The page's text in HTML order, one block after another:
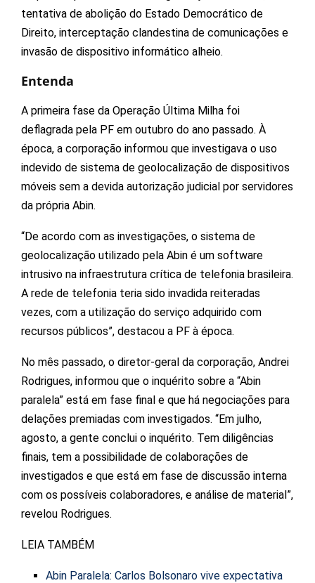
tentativa de abolição do Estado Democrático de
Direito, interceptação clandestina de comunicações e
invasão de dispositivo informático alheio.
Entenda
A primeira fase da Operação Última Milha foi
deflagrada pela PF em outubro do ano passado. À
época, a corporação informou que investigava o uso
indevido de sistema de geolocalização de dispositivos
móveis sem a devida autorização judicial por servidores
da própria Abin.
“De acordo com as investigações, o sistema de
geolocalização utilizado pela Abin é um software
intrusivo na infraestrutura crítica de telefonia brasileira.
A rede de telefonia teria sido invadida reiteradas
vezes, com a utilização do serviço adquirido com
recursos públicos”, destacou a PF à época.
No mês passado, o diretor-geral da corporação, Andrei
Rodrigues, informou que o inquérito sobre a “Abin
paralela” está em fase final e que há negociações para
delações premiadas com investigados. “Em julho,
agosto, a gente conclui o inquérito. Tem diligências
finais, tem a possibilidade de colaborações de
investigados e que está em fase de discussão interna
com os possíveis colaboradores, e análise de material”,
revelou Rodrigues.
LEIA TAMBÉM
Abin Paralela: Carlos Bolsonaro vive expectativa